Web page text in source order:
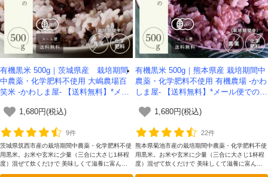
有機黒米 500g｜茨城県産 栽培期間
中農薬・化学肥料不使用 大嶋農場百
笑米 -かわしま屋- 【送料無料】*メー
1,680円(税込)
9件
茨城県筑西市産の栽培期間中農薬・化学肥料不使
用黒米。お米や玄米に少量（三合に大さじ1杯程
度）混ぜて炊くだけで 美味しくて滋養に富んだ
有機黒米 500g｜熊本県産 栽培期間中
農薬・化学肥料不使用 有機農場 -かわ
しま屋- 【送料無料】*メール便での発
1,680円(税込)
22件
熊本県菊池市産の栽培期間中農薬・化学肥料不使
用黒米。お米や玄米に少量（三合に大さじ1杯程
度）混ぜて炊くだけで 美味しくて滋養に富んだ